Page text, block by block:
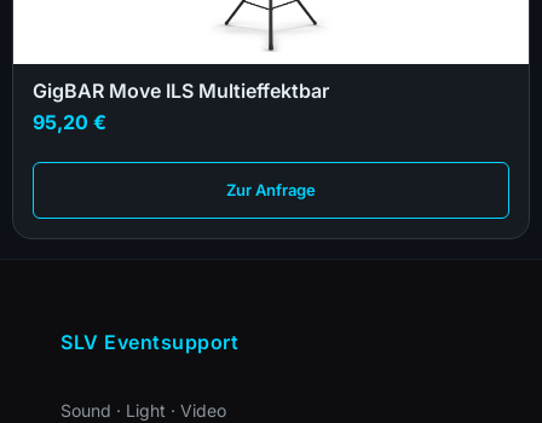
GigBAR Move ILS Multieffektbar
95,20 €
Zur Anfrage
SLV Eventsupport
Sound · Light · Video